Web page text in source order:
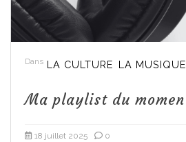
Dans LA CULTURE LA MUSIQUE
Ma playlist du
18 juillet 2025 0